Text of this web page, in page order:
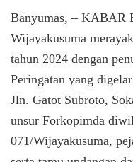
Banyumas, – KABAR
Wijayakusuma
tahun 2024 dengan
Peringatan yang
Jln. Gatot Subroto,
unsur Forkopimda
071/Wijayakusuma,